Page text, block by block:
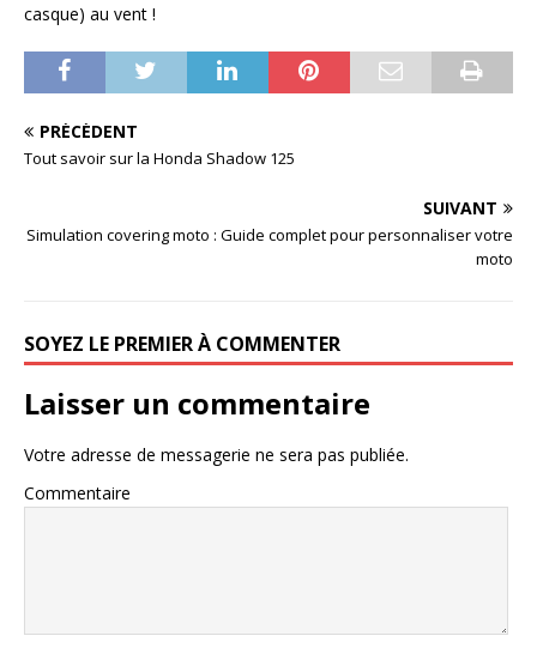
casque) au vent !
PRÉCÉDENT
Tout savoir sur la Honda Shadow 125
SUIVANT
Simulation covering moto : Guide complet pour personnaliser votre
moto
SOYEZ LE PREMIER À COMMENTER
Laisser un commentaire
Votre adresse de messagerie ne sera pas publiée.
Commentaire